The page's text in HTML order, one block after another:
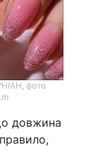
фото
довжина